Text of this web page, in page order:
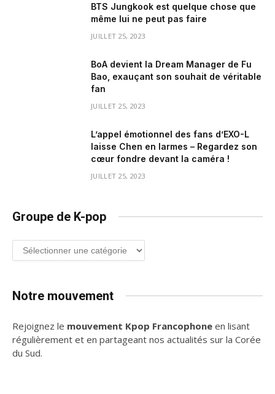
BTS Jungkook est quelque chose que
même lui ne peut pas faire
JUILLET 25, 2023
BoA devient la Dream Manager de Fu
Bao, exauçant son souhait de véritable
fan
JUILLET 25, 2023
L’appel émotionnel des fans d’EXO-L
laisse Chen en larmes – Regardez son
cœur fondre devant la caméra !
JUILLET 25, 2023
Groupe de K-pop
Groupe
de
Notre mouvement
Rejoignez le mouvement Kpop Francophone en lisant
régulièrement et en partageant nos actualités sur la Corée
du Sud.